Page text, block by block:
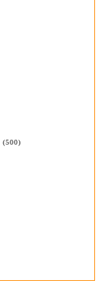
(500)